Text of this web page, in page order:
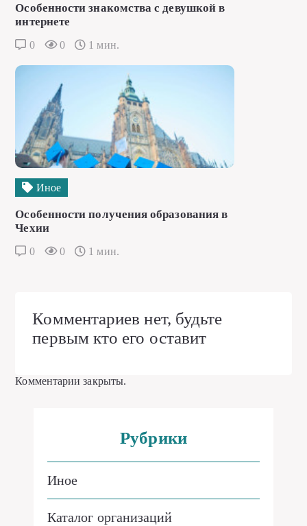
Особенности знакомства с девушкой в
интернете
0 0 1 мин.
Иное
Особенности получения образования в
Чехии
0 0 1 мин.
Комментариев нет, будьте
первым кто его оставит
Комментарии закрыты.
Рубрики
Иное
Каталог организаций